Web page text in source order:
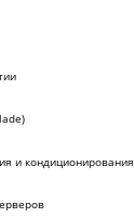
и кондиционирования